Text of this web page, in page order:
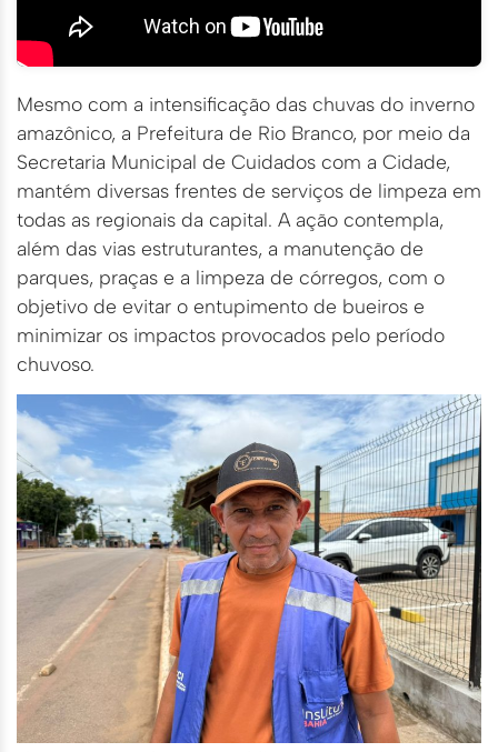
Mesmo com a intensificação das chuvas do inverno
amazônico, a Prefeitura de Rio Branco, por meio da
Secretaria Municipal de Cuidados com a Cidade,
mantém diversas frentes de serviços de limpeza em
todas as regionais da capital. A ação contempla,
além das vias estruturantes, a manutenção de
parques, praças e a limpeza de córregos, com o
objetivo de evitar o entupimento de bueiros e
minimizar os impactos provocados pelo período
chuvoso.